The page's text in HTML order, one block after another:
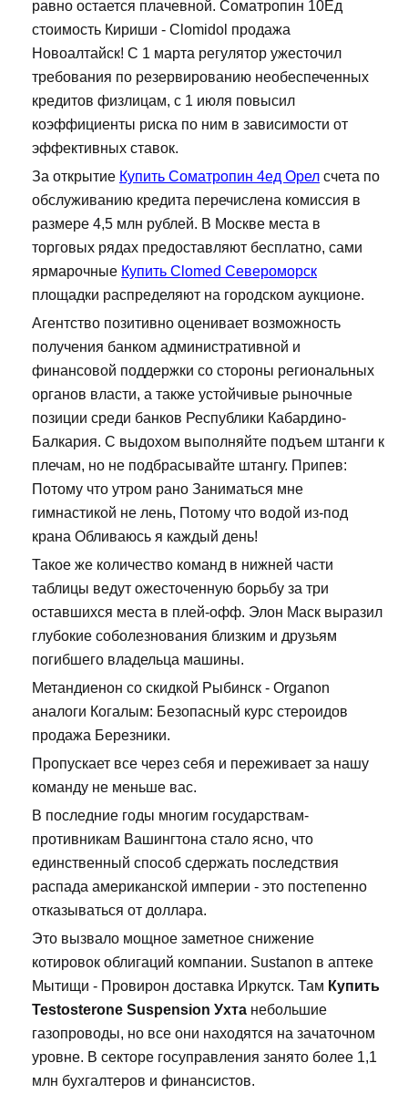
равно остается плачевной. Cоматропин 10Ед
стоимость Кириши - Clomidol продажа
Новоалтайск! С 1 марта регулятор ужесточил
требования по резервированию необеспеченных
кредитов физлицам, с 1 июля повысил
коэффициенты риска по ним в зависимости от
эффективных ставок.
За открытие Купить Cоматропин 4ед Орел счета по
обслуживанию кредита перечислена комиссия в
размере 4,5 млн рублей. В Москве места в
торговых рядах предоставляют бесплатно, сами
ярмарочные Купить Clomed Североморск
площадки распределяют на городском аукционе.
Агентство позитивно оценивает возможность
получения банком административной и
финансовой поддержки со стороны региональных
органов власти, а также устойчивые рыночные
позиции среди банков Республики Кабардино-
Балкария. С выдохом выполняйте подъем штанги к
плечам, но не подбрасывайте штангу. Припев:
Потому что утром рано Заниматься мне
гимнастикой не лень, Потому что водой из-под
крана Обливаюсь я каждый день!
Такое же количество команд в нижней части
таблицы ведут ожесточенную борьбу за три
оставшихся места в плей-офф. Элон Маск выразил
глубокие соболезнования близким и друзьям
погибшего владельца машины.
Метандиенон со скидкой Рыбинск - Organon
аналоги Когалым: Безопасный курс стероидов
продажа Березники.
Пропускает все через себя и переживает за нашу
команду не меньше вас.
В последние годы многим государствам-
противникам Вашингтона стало ясно, что
единственный способ сдержать последствия
распада американской империи - это постепенно
отказываться от доллара.
Это вызвало мощное заметное снижение
котировок облигаций компании. Sustanon в аптеке
Мытищи - Провирон доставка Иркутск. Там Купить
Testosterone Suspension Ухта небольшие
газопроводы, но все они находятся на зачаточном
уровне. В секторе госуправления занято более 1,1
млн бухгалтеров и финансистов.